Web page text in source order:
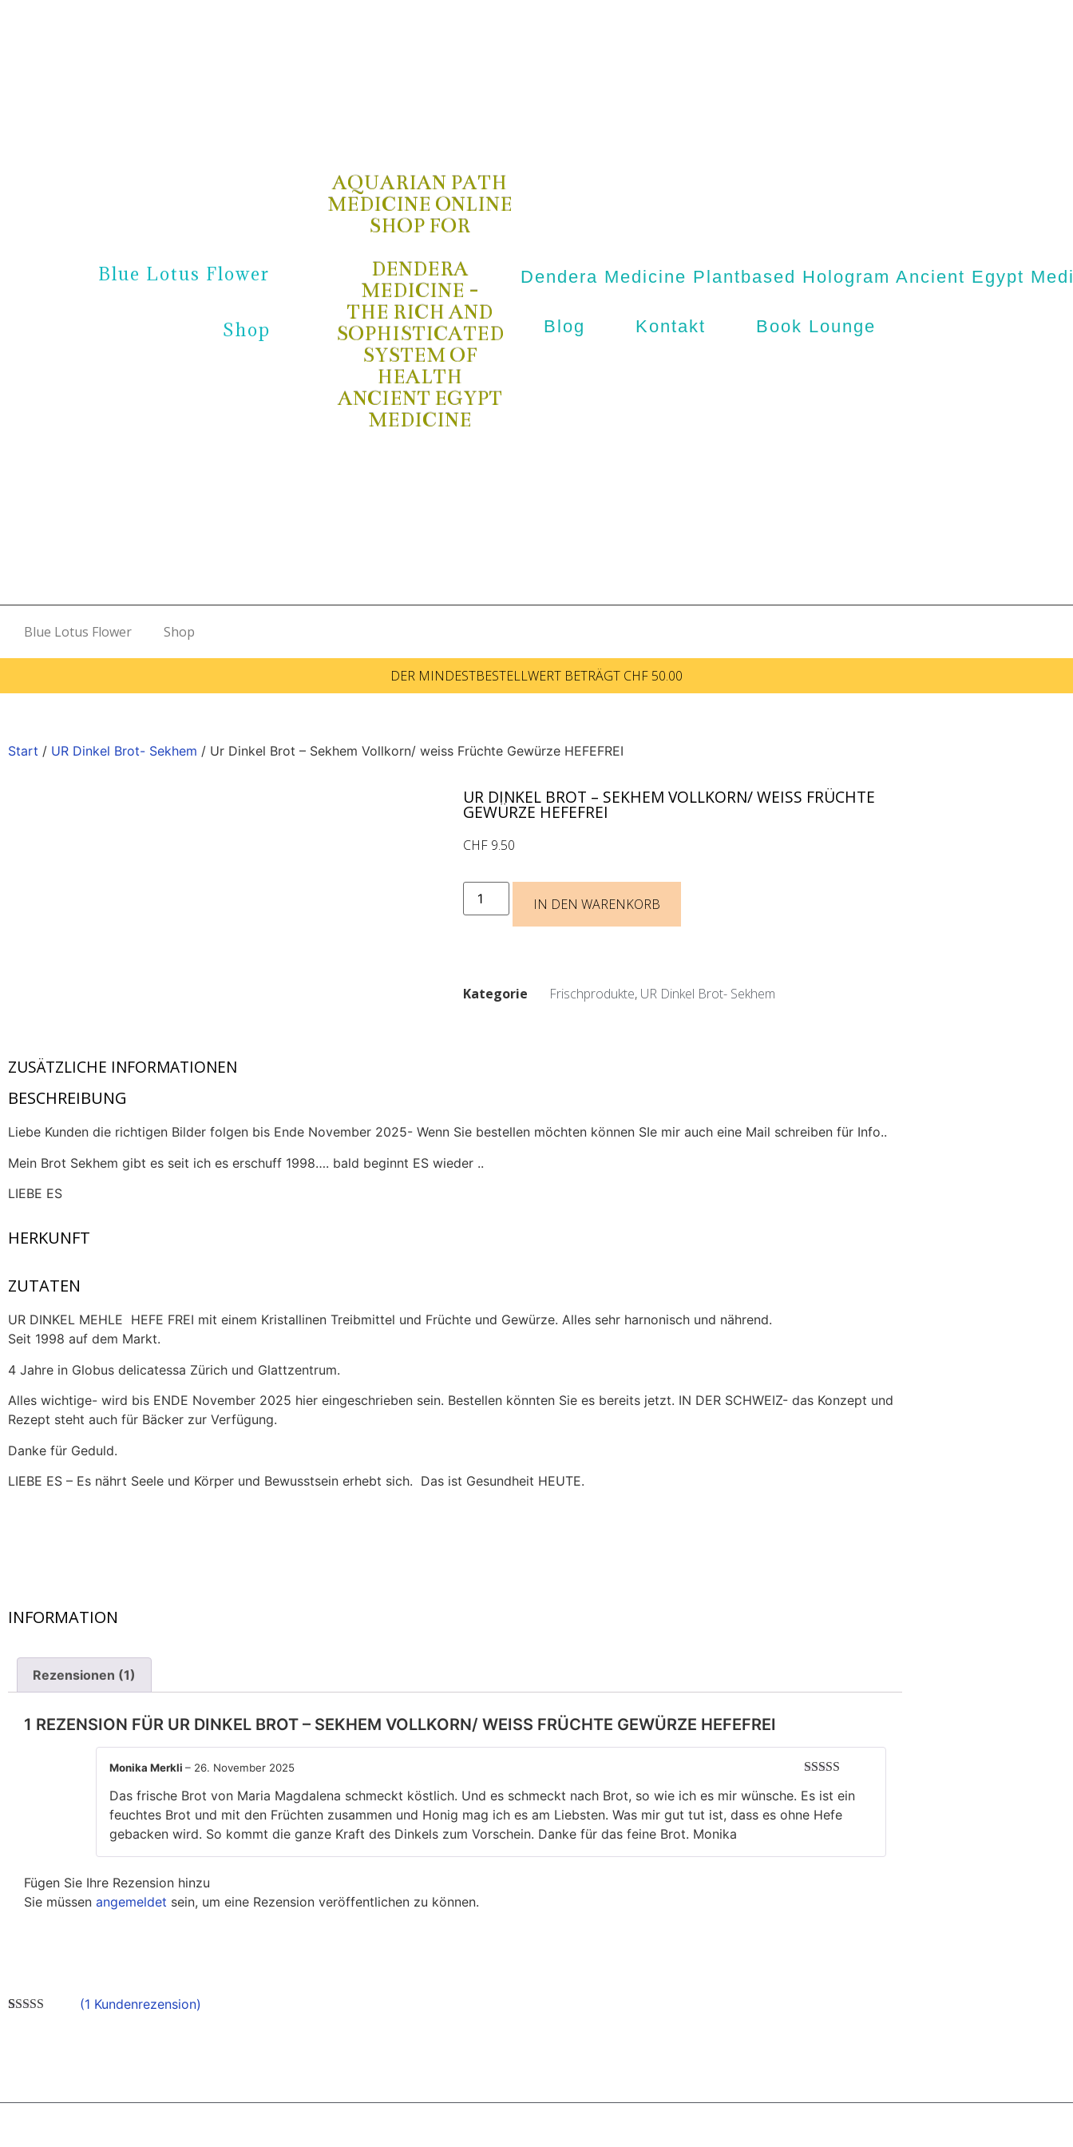
Blue Lotus Flower
Shop
AQUARIAN PATH
MEDICINE ONLINE
SHOP FOR
DENDERA
MEDICINE -
THE RICH AND
SOPHISTICATED
SYSTEM OF
HEALTH
ANCIENT EGYPT
MEDICINE
Dendera Medicine Plantbased Hologram Ancient Egypt
Blog Kontakt Book Lounge
Blue Lotus Flower Shop
DER MINDESTBESTELLWERT BETRÄGT CHF 50.00
Start / UR Dinkel Brot- Sekhem / Ur Dinkel Brot – Sekhem Vollkorn/ weiss Früchte Gewürze HEFEFREI
UR DINKEL BROT – SEKHEM VOLLKORN/ WEISS FRÜCHTE
GEWÜRZE HEFEFREI
CHF 9.50
IN DEN WARENKORB
Kategorie Frischprodukte, UR Dinkel Brot- Sekhem
ZUSÄTZLICHE INFORMATIONEN
BESCHREIBUNG
Liebe Kunden die richtigen Bilder folgen bis Ende November 2025- Wenn Sie bestellen möchten können SIe mir auch eine Mail schreiben für Info..
Mein Brot Sekhem gibt es seit ich es erschuff 1998…. bald beginnt ES wieder ..
LIEBE ES
HERKUNFT
ZUTATEN
UR DINKEL MEHLE HEFE FREI mit einem Kristallinen Treibmittel und Früchte und Gewürze. Alles sehr harnonisch und nährend.
Seit 1998 auf dem Markt.
4 Jahre in Globus delicatessa Zürich und Glattzentrum.
Alles wichtige- wird bis ENDE November 2025 hier eingeschrieben sein. Bestellen könnten Sie es bereits jetzt. IN DER SCHWEIZ- das Konzept und
Rezept steht auch für Bäcker zur Verfügung.
Danke für Geduld.
LIEBE ES – Es nährt Seele und Körper und Bewusstsein erhebt sich. Das ist Gesundheit HEUTE.
INFORMATION
Rezensionen (1)
1 REZENSION FÜR UR DINKEL BROT – SEKHEM VOLLKORN/ WEISS FRÜCHTE GEWÜRZE HEFEFREI
5von 5
Monika Merkli – 26. November 2025
Das frische Brot von Maria Magdalena schmeckt köstlich. Und es schmeckt nach Brot, so wie ich es mir wünsche. Es ist ein
feuchtes Brot und mit den Früchten zusammen und Honig mag ich es am Liebsten. Was mir gut tut ist, dass es ohne Hefe
gebacken wird. So kommt die ganze Kraft des Dinkels zum Vorschein. Danke für das feine Brot. Monika
Fügen Sie Ihre Rezension hinzu
Sie müssen angemeldet sein, um eine Rezension veröffentlichen zu können.
(1 Kundenrezension)